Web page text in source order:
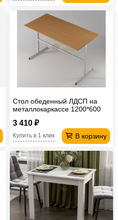
Стол обеденный ЛДСП на
металлокаркассе 1200*600
3 410 ₽
В корзину
Купить в 1 клик